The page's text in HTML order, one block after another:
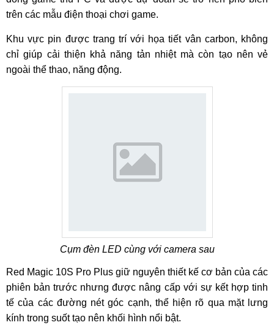
trên các mẫu điện thoại chơi game.
Khu vực pin được trang trí với họa tiết vân carbon, không
chỉ giúp cải thiện khả năng tản nhiệt mà còn tạo nên vẻ
ngoài thể thao, năng động.
Cụm đèn LED cùng với camera sau
Red Magic 10S Pro Plus giữ nguyên thiết kế cơ bản của các
phiên bản trước nhưng được nâng cấp với sự kết hợp tinh
tế của các đường nét góc cạnh, thể hiện rõ qua mặt lưng
kính trong suốt tạo nên khối hình nổi bật.